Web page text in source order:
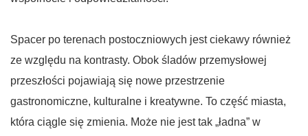
Spacer po terenach postoczniowych jest ciekawy również
ze względu na kontrasty. Obok śladów przemysłowej
przeszłości pojawiają się nowe przestrzenie
gastronomiczne, kulturalne i kreatywne. To część miasta,
która ciągle się zmienia. Może nie jest tak „ładna” w